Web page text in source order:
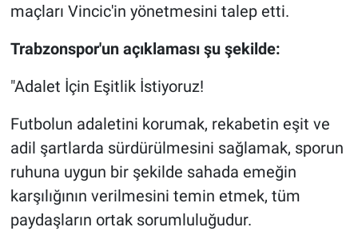
maçları Vincic'in yönetmesini talep etti.
Trabzonspor'un açıklaması şu şekilde:
"Adalet İçin Eşitlik İstiyoruz!
Futbolun adaletini korumak, rekabetin eşit ve
adil şartlarda sürdürülmesini sağlamak, sporun
ruhuna uygun bir şekilde sahada emeğin
karşılığının verilmesini temin etmek, tüm
paydaşların ortak sorumluluğudur.
Koronavirüs
Kültür Sanat
Ne demişti